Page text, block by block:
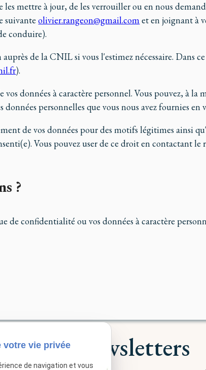
mettre à jour, de les verrouiller ou en nous
suivanteolivier.rangeon@gmail.comet en joignant à
conduire).
de la CNIL si vous l'estimez nécessaire. Dans
).
données à caractère personnel. Vous pouvez, à la
personnelles que vous nous avez fournies en
de vos données pour des motifs légitimes ainsi
Vous pouvez user de ce droit en contactant
?
de confidentialité ou vos données à caractère
Newsletters
votre vie privée
de navigation et vous